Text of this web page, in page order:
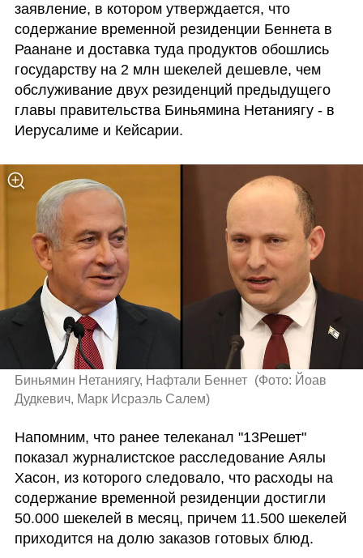
заявление, в котором утверждается, что
содержание временной резиденции Беннета в
Раанане и доставка туда продуктов обошлись
государству на 2 млн шекелей дешевле, чем
обслуживание двух резиденций предыдущего
главы правительства Биньямина Нетаниягу - в
Иерусалиме и Кейсарии.
Биньямин Нетаниягу, Нафтали Беннет (Фото: Йоав
Дудкевич, Марк Исраэль Салем)
Напомним, что ранее телеканал "13Решет"
показал журналистское расследование Аялы
Хасон, из которого следовало, что расходы на
содержание временной резиденции достигли
50.000 шекелей в месяц, причем 11.500 шекелей
приходится на долю заказов готовых блюд.